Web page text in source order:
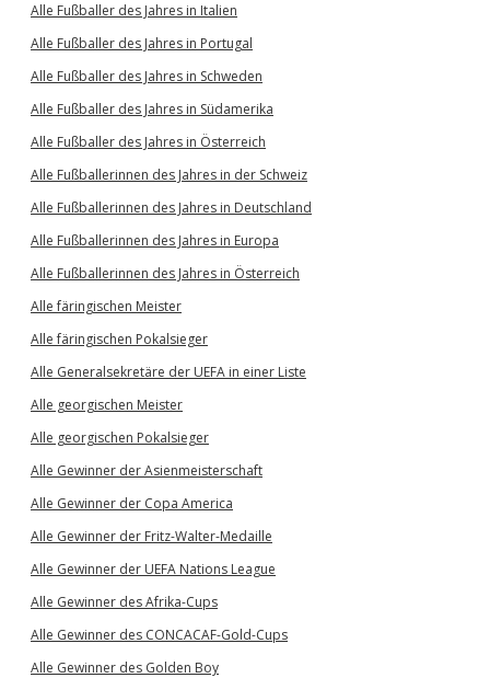
Alle Fußballer des Jahres in Italien
Alle Fußballer des Jahres in Portugal
Alle Fußballer des Jahres in Schweden
Alle Fußballer des Jahres in Südamerika
Alle Fußballer des Jahres in Österreich
Alle Fußballerinnen des Jahres in der Schweiz
Alle Fußballerinnen des Jahres in Deutschland
Alle Fußballerinnen des Jahres in Europa
Alle Fußballerinnen des Jahres in Österreich
Alle färingischen Meister
Alle färingischen Pokalsieger
Alle Generalsekretäre der UEFA in einer Liste
Alle georgischen Meister
Alle georgischen Pokalsieger
Alle Gewinner der Asienmeisterschaft
Alle Gewinner der Copa America
Alle Gewinner der Fritz-Walter-Medaille
Alle Gewinner der UEFA Nations League
Alle Gewinner des Afrika-Cups
Alle Gewinner des CONCACAF-Gold-Cups
Alle Gewinner des Golden Boy